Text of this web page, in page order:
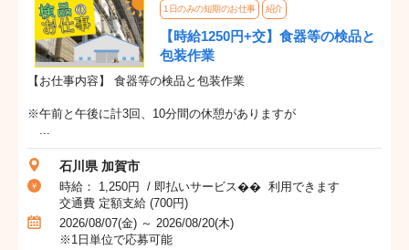
1日のみの短期のお仕事 紹介
【時給1250円+交】食器等の検品と
包装作業
【お仕事内容】 食器等の検品と包装作業
※午前と午後に計3回、10分間の休憩がありますが
...
石川県 加賀市
時給： 1,250円 / 即払いサービス�� 利用できます
交通費 定額支給 (700円)
2026/08/07(金) ～ 2026/08/20(木)
※1日単位で応募可能